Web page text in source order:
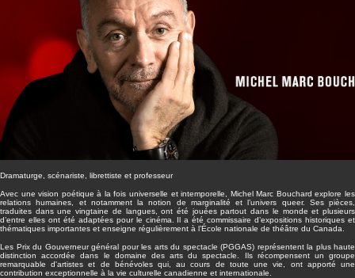
Dramaturge, scénariste, librettiste et professeur
Avec une vision poétique à la fois universelle et intemporelle, Michel Marc Bouchard explore les
relations humaines, et notamment la notion de marginalité et l’univers queer. Ses pièces,
traduites dans une vingtaine de langues, ont été jouées partout dans le monde et plusieurs
d’entre elles ont été adaptées pour le cinéma. Il a été commissaire d’expositions historiques et
thématiques importantes et enseigne régulièrement à l’École nationale de théâtre du Canada.
Les Prix du Gouverneur général pour les arts du spectacle (PGGAS) représentent la plus haute
distinction accordée dans le domaine des arts du spectacle. Ils récompensent un groupe
remarquable d'artistes et de bénévoles qui, au cours de toute une vie, ont apporté une
contribution exceptionnelle à la vie culturelle canadienne et internationale.